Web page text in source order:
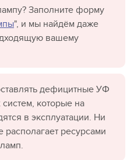
Заполните форму
", и мы найдём даже
вашему
дефицитные УФ
которые на
в эксплуатации. Ни
ресурсами